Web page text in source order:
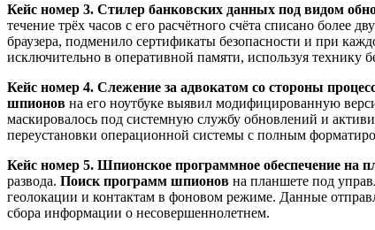
Кейс номер 3. Стилер банковских данных под видом
течение трёх часов с его расчётного счёта списано более
браузера, подменило сертификаты безопасности и при
исключительно в оперативной памяти, используя технику
Кейс номер 4. Слежение за адвокатом со стороны
шпионов на его ноутбуке выявил модифицированную
маскировалось под системную службу обновлений и
переустановки операционной системы с полным
Кейс номер 5. Шпионское программное обеспечение на
развода. Поиск программ шпионов на планшете под
геолокации и контактам в фоновом режиме. Данные
сбора информации о несовершеннолетнем.